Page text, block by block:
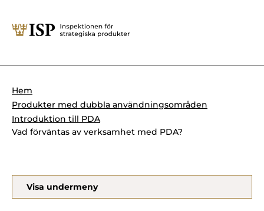
Sök
Söktips:
Presskontakt
Forskningssäkerhet
Regelverk
Krigsmateriel
Produkter med dubbla
användningsområden
Internationella sanktioner
Kemvapen-konventionen
Hem
Produkter med dubbla användningsområden
Introduktion till PDA
Vad förväntas av verksamhet med PDA?
Visa undermeny